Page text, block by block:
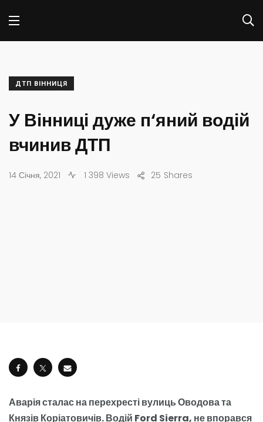
ДТП ВІННИЦЯ
У Вінниці дуже п‘яний водій
вчинив ДТП
14 Січня, 2021 1 398 Views Shares
25
Аварія сталас на перехресті вулиць Оводова та
Князів Коріатовичів. Водій Ford Sierra, не впорався